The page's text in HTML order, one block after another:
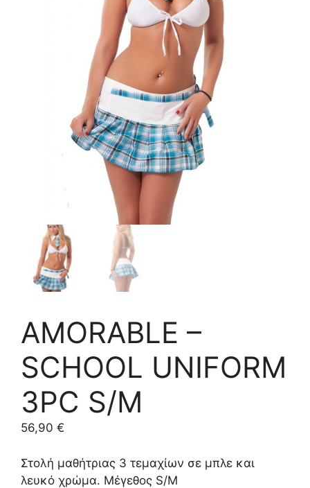
AMORABLE –
SCHOOL UNIFORM
3PC S/M
56,90 €
Στολή μαθήτριας 3 τεμαχίων σε μπλε και
λευκό χρώμα. Μέγεθος S/M